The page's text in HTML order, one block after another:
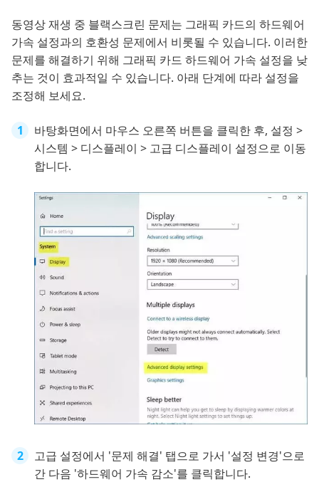
동영상 재생 중 블랙스크린 문제는 그래픽 카드의 하드웨어
가속 설정과의 호환성 문제에서 비롯될 수 있습니다. 이러한
문제를 해결하기 위해 그래픽 카드 하드웨어 가속 설정을 낮
추는 것이 효과적일 수 있습니다. 아래 단계에 따라 설정을
조정해 보세요.
바탕화면에서 마우스 오른쪽 버튼을 클릭한 후, 설정 >
시스템 > 디스플레이 > 고급 디스플레이 설정으로 이동
합니다.
고급 설정에서 '문제 해결' 탭으로 가서 '설정 변경'으로
간 다음 '하드웨어 가속 감소'를 클릭합니다.